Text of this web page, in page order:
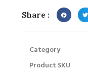
Share :
Category
Product SKU